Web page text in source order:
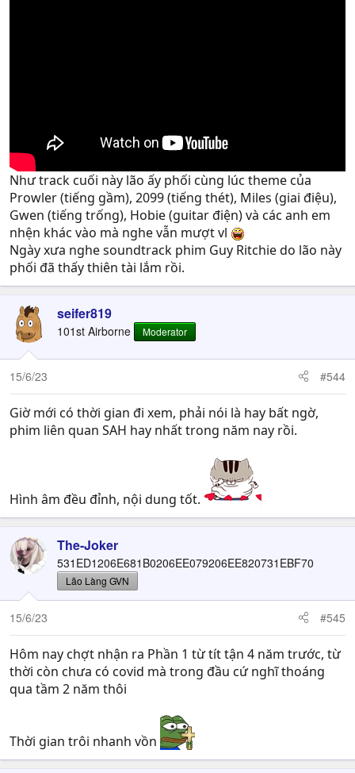
Như track cuối này lão ấy phối cùng lúc theme của
Prowler (tiếng gầm), 2099 (tiếng thét), Miles (giai điệu),
Gwen (tiếng trống), Hobie (guitar điện) và các anh em
nhện khác vào mà nghe vẫn mượt vl
Ngày xưa nghe soundtrack phim Guy Ritchie do lão này
phối đã thấy thiên tài lắm rồi.
seifer819
101st Airborne Moderator
15/6/23 #544
Giờ mới có thời gian đi xem, phải nói là hay bất ngờ,
phim liên quan SAH hay nhất trong năm nay rồi.
Hình âm đều đỉnh, nội dung tốt.
The-Joker
531ED1206E681B0206EE079206EE820731EBF70
Lão Làng GVN
15/6/23 #545
Hôm nay chợt nhận ra Phần 1 từ tít tận 4 năm trước, từ
thời còn chưa có covid mà trong đầu cứ nghĩ thoáng
qua tầm 2 năm thôi
Thời gian trôi nhanh vồn